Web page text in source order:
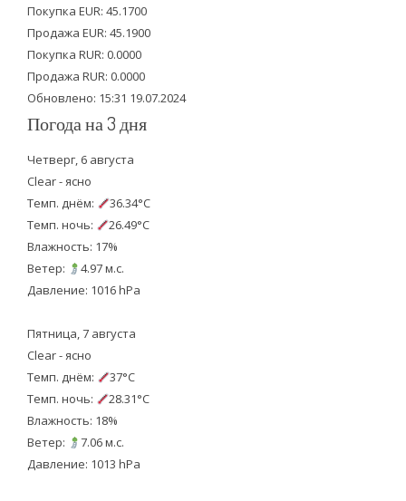
e
r
o
o
k
b
e
Покупка EUR: 45.1700
Продажа EUR: 45.1900
Покупка RUR: 0.0000
Продажа RUR: 0.0000
Обновлено: 15:31 19.07.2024
Погода на 3 дня
Четверг, 6 августа
Clear - ясно
Темп. днём:
36.34°C
Темп. ночь:
26.49°C
Влажность: 17%
Ветер:
4.97 м.с.
Давление: 1016 hPa
Пятница, 7 августа
Clear - ясно
Темп. днём:
37°C
Темп. ночь:
28.31°C
Влажность: 18%
Ветер:
7.06 м.с.
Давление: 1013 hPa